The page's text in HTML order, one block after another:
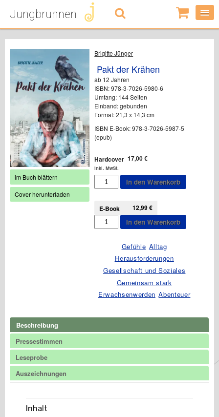
Jungbrunnen
0
Artikel
-
im Buch blättern
Cover herunterladen
Brigitte Jünger
Pakt der Krähen
ab 12 Jahren
ISBN: 978-3-7026-5980-6
Umfang: 144 Seiten
Einband: gebunden
Format: 21,3 x 14,3 cm
ISBN E-Book: 978-3-7026-5987-5
(epub)
Hardcover 17,00€
inkl. MwSt.
Pakt
der
Menge
In den Warenkorb
E-Book 12,99€
Pakt
der
In den Warenkorb
Gefühle Alltag
Herausforderungen
Gesellschaft und Soziales
Gemeinsam stark
Erwachsenwerden Abenteuer
Beschreibung
Pressestimmen
Leseprobe
Auszeichnungen
Inhalt